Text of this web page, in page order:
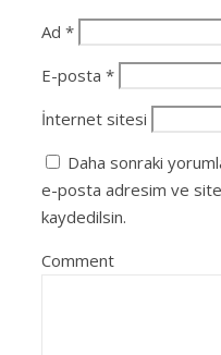
Ad *
E-posta *
İnternet sitesi
Daha sonraki
e-posta adresim ve site
kaydedilsin.
Comment